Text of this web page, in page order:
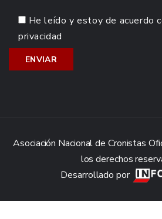
He leído y estoy de acuerdo
privacidad
Asociación Nacional de Cronistas
los derechos
Desarrollado por